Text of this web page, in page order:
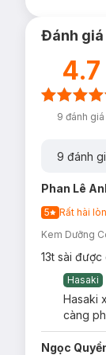
Đánh giá
4.7
9 đánh giá
9 đánh
Phan Lê
5 Rất hài
Kem Dưỡng
13t sài được
Hasaki
Hasaki
càng
Ngọc